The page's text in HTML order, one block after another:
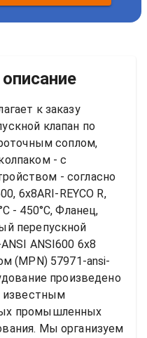
ООО "Промпоставка" предлагает к заказу
клапан по
соплом,
- с
- согласно
6x8ARI-REYCO R,
- 450°C, Фланец,
перепускной
ANSI600 6x8
(MPN) 57971-ansi-
произведено
известным
промышленных
Мы организуем